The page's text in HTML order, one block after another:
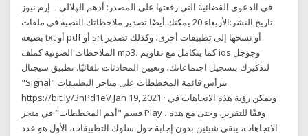
في الدعوى القضائية التي رفعتها على المصدر: أدهم الهلالي – إرم نيوز
تاريخ النشر:الأربعاء 20 يمكنك أيضًا تصدير ملاحظاتك النصية في ملفات
بصيغة txt أو pdf أو srt أو نسخها إلى تطبيقات أخرى، وكذلك تصدير
الملاحظات الصوتية كملف mp3، كما يتكامل مع تقاويم ios وجوجل
لتذكيرك بتسجيل اجتماعاتك، وتعيين المحادثات تلقائيًا. تطبيق سيجنال
"Signal" يترأس قائمة المخططات على متاجر التطبيقات
https://bit.ly/3nPd1eV Jan 19, 2021 · ويمكن رؤية هذه الاتجاهات في
قسم "أهم المخططات" في متجر Play ، وفقًا للتقرير، وحتى مع هذه
الاتجاهات، يبقى شيئين بدون إجابة حول سلوك التطبيقات، الأول هو عدد